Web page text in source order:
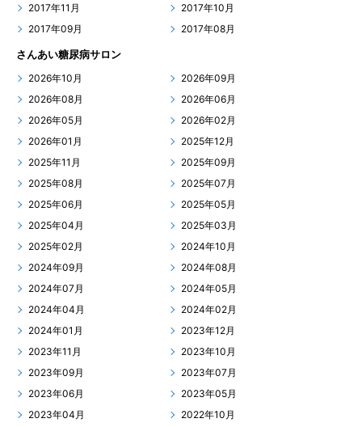
2017年11月
2017年10月
2017年09月
2017年08月
さんあい糖尿病サロン
2026年10月
2026年09月
2026年08月
2026年06月
2026年05月
2026年02月
2026年01月
2025年12月
2025年11月
2025年09月
2025年08月
2025年07月
2025年06月
2025年05月
2025年04月
2025年03月
2025年02月
2024年10月
2024年09月
2024年08月
2024年07月
2024年05月
2024年04月
2024年02月
2024年01月
2023年12月
2023年11月
2023年10月
2023年09月
2023年07月
2023年06月
2023年05月
2023年04月
2022年10月